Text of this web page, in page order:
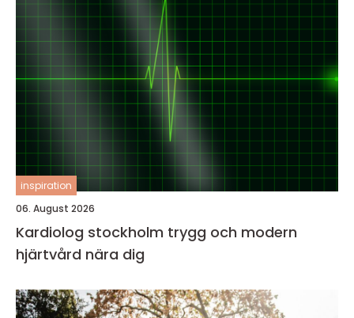
inspiration
06. August 2026
Kardiolog stockholm trygg och modern
hjärtvård nära dig